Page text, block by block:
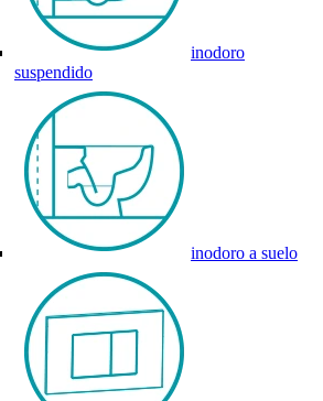
inodoro
suspendido
inodoro a suelo